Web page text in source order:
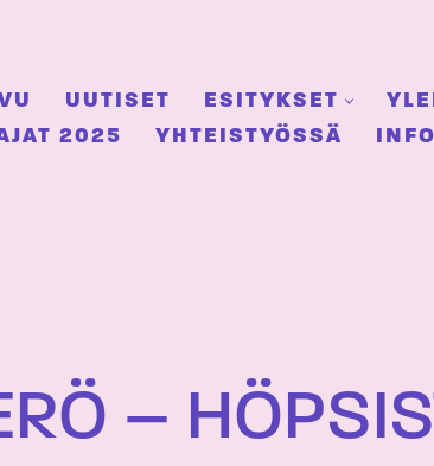
UUTISET ESITYKSET
2025
YHTEISTYÖSSÄ INFO
–